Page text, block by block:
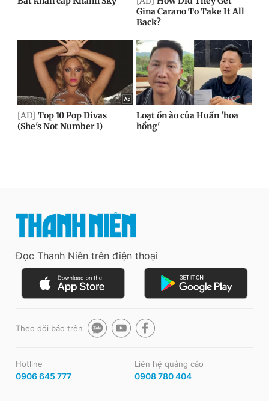
Đọc Thanh Niên trên điện thoại
Theo dõi báo trên
Hotline
0906 645 777
Liên hệ quảng cáo
0908 780 404